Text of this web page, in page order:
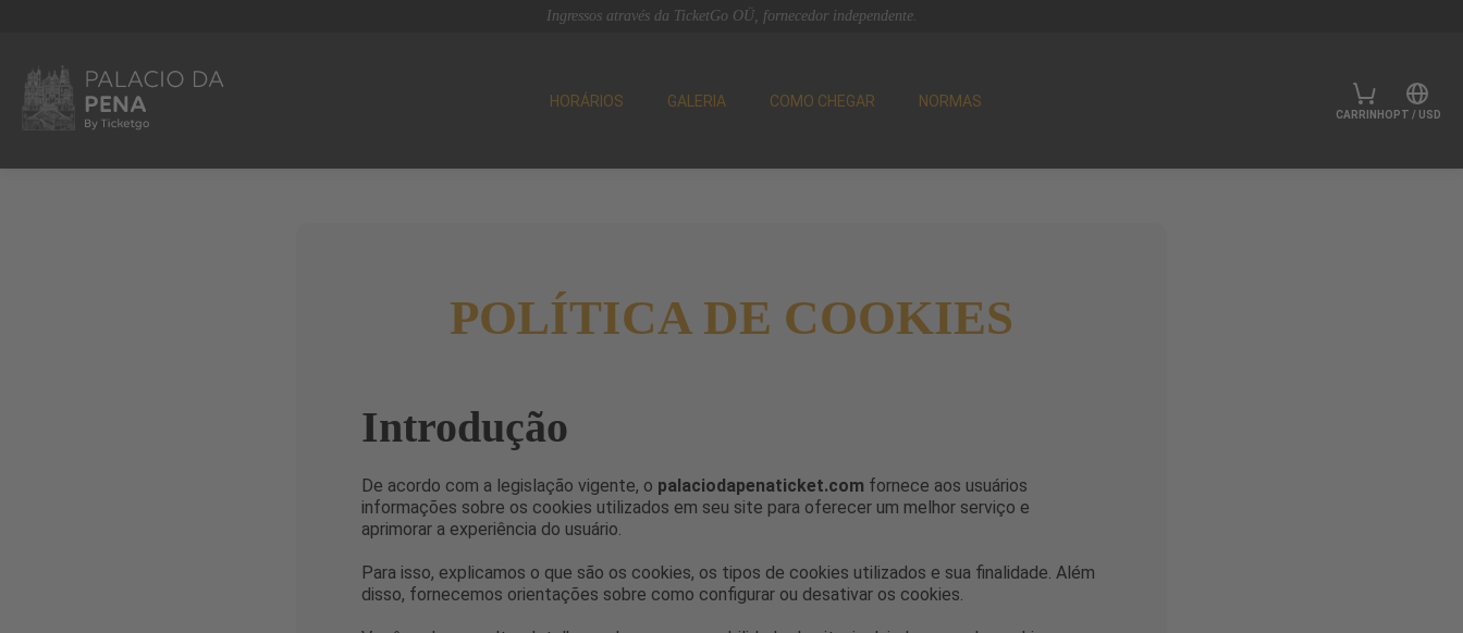
Ingressos através da TicketGo OÜ, fornecedor independente.
HORÁRIOS GALERIA COMO CHEGAR NORMAS
CARRINHO PT / USD
POLÍTICA DE COOKIES
Introdução
De acordo com a legislação vigente, o palaciodapenaticket.com fornece aos usuários
informações sobre os cookies utilizados em seu site para oferecer um melhor serviço e
aprimorar a experiência do usuário.
Para isso, explicamos o que são os cookies, os tipos de cookies utilizados e sua finalidade. Além
disso, fornecemos orientações sobre como configurar ou desativar os cookies.